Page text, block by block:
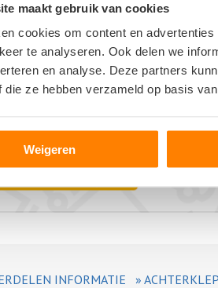
maakt gebruik van cookies
cookies om content en
te analyseren. Ook delen we
en analyse. Deze partners
die ze hebben verzameld op basis
Weigeren
of thuiskomer
>>
INFORMATIE » ACHTERKLEP